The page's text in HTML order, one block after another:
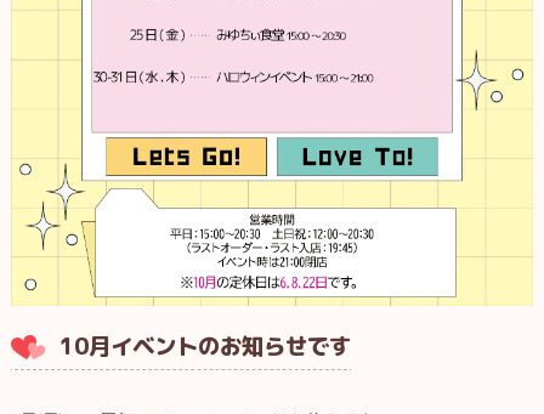
10月イベントのお知らせです